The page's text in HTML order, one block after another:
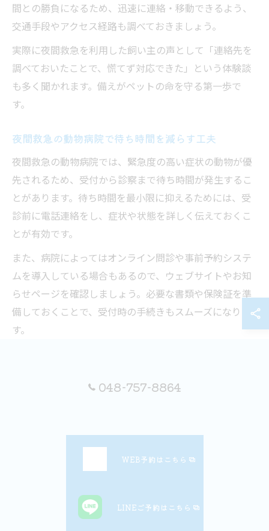
間との勝負になるため、迅速に連絡・移動できるよう、
交通手段やアクセス経路も調べておきましょう。
実際に夜間救急を利用した飼い主の声として「連絡先を
調べておいたことで、慌てず対応できた」という体験談
も多く聞かれます。備えがペットの命を守る第一歩で
す。
夜間救急の動物病院で待ち時間を減らす工夫
夜間救急の動物病院では、緊急度の高い症状の動物が優
先されるため、受付から診察まで待ち時間が発生するこ
とがあります。待ち時間を最小限に抑えるためには、受
診前に電話連絡をし、症状や状態を詳しく伝えておくこ
とが有効です。
また、病院によってはオンライン問診や事前予約システ
ムを導入している場合もあるので、ウェブサイトやお知
らせページを確認しましょう。必要な書類や保険証を準
備しておくことで、受付時の手続きもスムーズになりま
す。
ているタオルやおもちゃを持参し、ストレスを軽減する
夜間動物病院を受診する前は、まず飼い主自身が落ち着
気持ちは自然ですが、ペットは飼い主の不安を敏感に感
じ取ります。冷静に必要な準備を進めましょう。
048-757-8864
WEB予約はこちら
LINEご予約はこちら